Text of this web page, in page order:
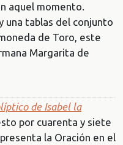
aquel momento.
una tablas del conjunto
de Toro, este
Margarita de
de Isabel la
por cuarenta y siete
la Oración en el